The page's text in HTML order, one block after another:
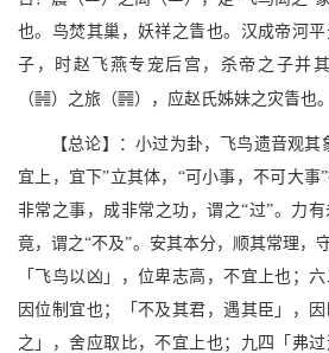
也。鸟焚其巢，妖祥之眚也。汉成帝河
子，时赵飞燕专宠后宫，杀帝之子并
（<）之旅（X），应赵氏姊妹之灾眚也。
【总论】：小过为卦，飞鸟遗音观
宜上，宜下”立其体，“可小事，不可大事
非常之事，成非常之功，谓之“过”。力
竟，谓之“不及”。安其本分，顺其常理，
「飞鸟以凶」，位卑志高，不宜上也；
因位制宜也；「不及其君，遇其臣」，
之」，舍应取比，不宜上也；九四「弗